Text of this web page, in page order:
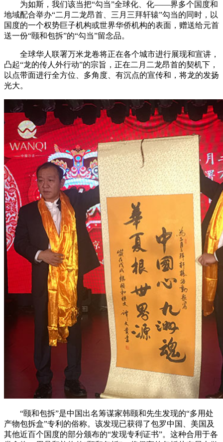
为如斯，我们该当把“勾当”全球化、化——界多个国度和
地域配合举办“二月二龙昂首、三月三拜轩辕”勾当的同时，以
国度的一个权势巨子机构或世界华侨机构的表面，赠送给元首
送一份“颐和包拆”的“勾当”留念品。
全球华人联署万米龙卷将正在各个城市进行展现和宣讲，
凸起“龙的传人外行动”的宗旨，正在二月二龙昂首的契机下，
以点带面进行全方位、多角度、有沉点的宣传和，将龙的发扬
光大。
“颐和包拆”是中国出名筹谋家韩颐和先生发现的“多用处
产物包拆盒”专利的俗称。该发现已获得了包罗中国、美国及
其他近百个国度的部分颁布的“发现专利证书”。这种合用于各